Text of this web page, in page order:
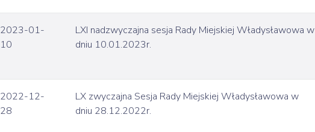
2023-01-
10
LXI nadzwyczajna sesja Rady Miejskiej Władysławowa w
dniu 10.01.2023r.
2022-12-
28
LX zwyczajna Sesja Rady Miejskiej Władysławowa w
dniu 28.12.2022r.